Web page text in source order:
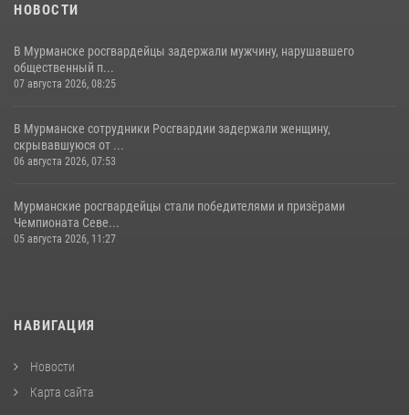
НОВОСТИ
В Мурманске росгвардейцы задержали мужчину, нарушавшего
общественный п...
07 августа 2026, 08:25
В Мурманске сотрудники Росгвардии задержали женщину,
скрывавшуюся от ...
06 августа 2026, 07:53
Мурманские росгвардейцы стали победителями и призёрами
Чемпионата Севе...
05 августа 2026, 11:27
НАВИГАЦИЯ
Новости
Карта сайта